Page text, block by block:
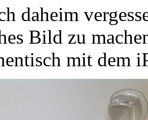
daheim
Bild zu
mit dem